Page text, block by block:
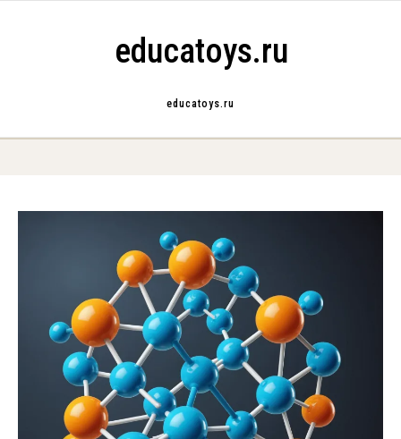
educatoys.ru
educatoys.ru